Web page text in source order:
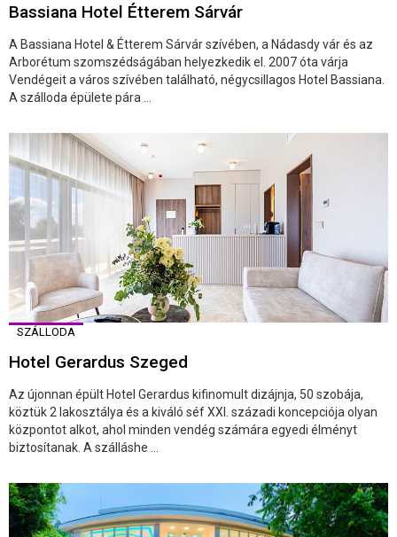
Bassiana Hotel Étterem Sárvár
A Bassiana Hotel & Étterem Sárvár szívében, a Nádasdy vár és az
Arborétum szomszédságában helyezkedik el. 2007 óta várja
Vendégeit a város szívében található, négycsillagos Hotel Bassiana.
A szálloda épülete pára ...
SZÁLLODA
Hotel Gerardus Szeged
Az újonnan épült Hotel Gerardus kifinomult dizájnja, 50 szobája,
köztük 2 lakosztálya és a kiváló séf XXI. századi koncepciója olyan
központot alkot, ahol minden vendég számára egyedi élményt
biztosítanak. A szálláshe ...